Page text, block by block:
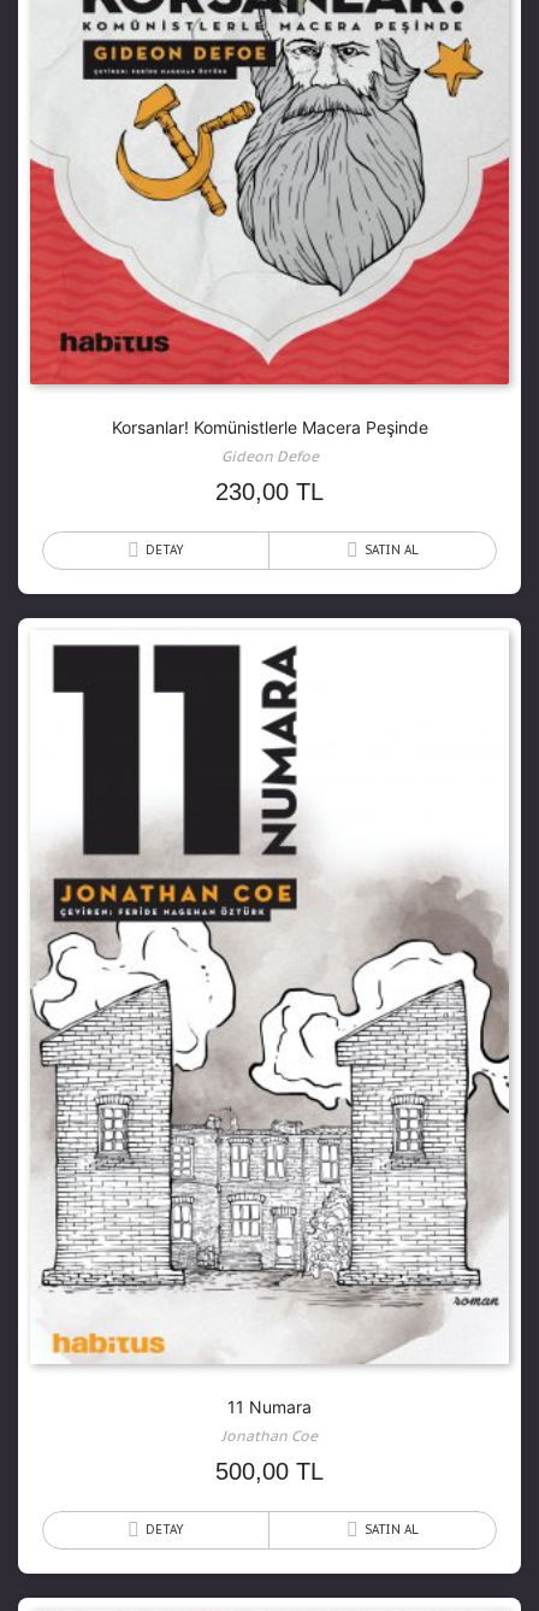
Korsanlar! Komünistlerle Macera Peşinde
Gideon Defoe
230,00 TL
DETAY SATIN AL
11 Numara
Jonathan Coe
500,00 TL
DETAY SATIN AL